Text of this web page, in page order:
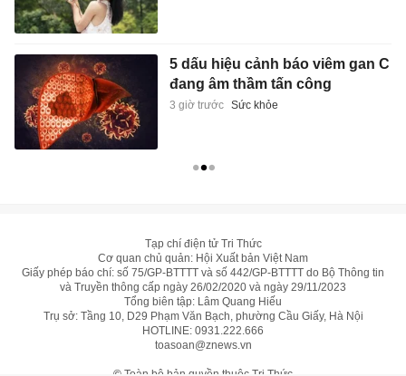
5 dấu hiệu cảnh báo viêm gan C
đang âm thầm tấn công
3 giờ trước Sức khỏe
Tạp chí điện tử Tri Thức
Cơ quan chủ quản: Hội Xuất bản Việt Nam
Giấy phép báo chí: số 75/GP-BTTTT và số 442/GP-BTTTT do Bộ Thông tin
và Truyền thông cấp ngày 26/02/2020 và ngày 29/11/2023
Tổng biên tập: Lâm Quang Hiếu
Trụ sở: Tầng 10, D29 Phạm Văn Bạch, phường Cầu Giấy, Hà Nội
HOTLINE: 0931.222.666
toasoan@znews.vn